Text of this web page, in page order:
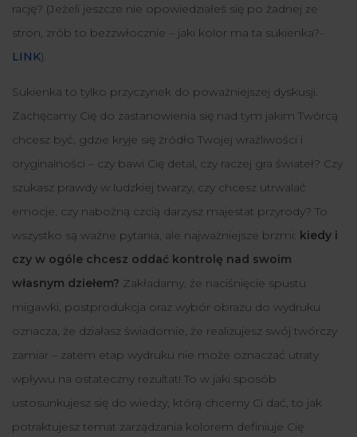
rację? (Jeżeli jeszcze nie opowiedziałeś się po żadnej ze
stron, zrób to bezzwłocznie – jaki kolor ma ta sukienka?-
LINK).
Sukienka to tylko przyczynek do poważniejszej dyskusji.
Zachęcamy Cię do zastanowienia się nad tym jakim Twórcą
chcesz być, gdzie kryje się źródło Twojej wrażliwości i
oryginalności – czy bawi Cię detal, czy raczej gra świateł? Czy
szukasz prawdy w ludzkiej twarzy, czy chcesz utrwalać
emocje, czy nabożną czcią darzysz majestat przyrody? To
wszystko są ważne pytania, ale najważniejsze brzmi: kiedy i
czy w ogóle chcesz oddać kontrolę nad swoim
własnym dziełem? Zakładamy, że naciśnięcie spustu
migawki, postprodukcja oraz wybór obrazu do wydruku
oznacza, że działasz świadomie, że realizujesz swój twórczy
zamiar – zatem etap wydruku nie może oznaczać utraty
wpływu na ostateczny rezultat! To w jaki sposób
ustosunkujesz się do wiedzy, którą chcemy Ci dać, to jak
potraktujesz temat zarządzania kolorem definiuje Cię